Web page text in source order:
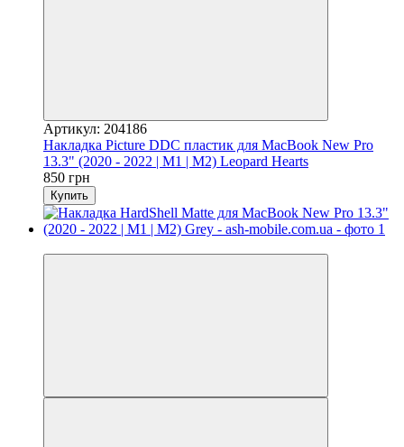
Артикул: 204186
Накладка Picture DDC пластик для MacBook New Pro
13.3" (2020 - 2022 | M1 | M2) Leopard Hearts
850 грн
Купить